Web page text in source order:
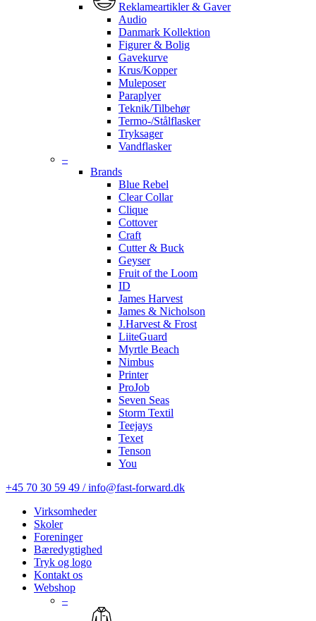
Reklameartikler & Gaver
Audio
Danmark Kollektion
Figurer & Bolig
Gavekurve
Krus/Kopper
Muleposer
Paraplyer
Teknik/Tilbehør
Termo-/Stålflasker
Tryksager
Vandflasker
–
Brands
Blue Rebel
Clear Collar
Clique
Cottover
Craft
Cutter & Buck
Geyser
Fruit of the Loom
ID
James Harvest
James & Nicholson
J.Harvest & Frost
LiiteGuard
Myrtle Beach
Nimbus
Printer
ProJob
Seven Seas
Storm Textil
Teejays
Texet
Tenson
You
+45 70 30 59 49 / info@fast-forward.dk
Virksomheder
Skoler
Foreninger
Bæredygtighed
Tryk og logo
Kontakt os
Webshop
–